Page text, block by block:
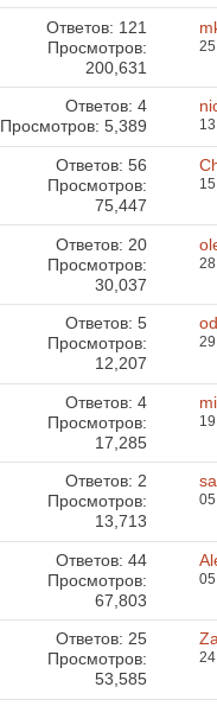
Ответов: 121
Просмотров:
200,631
Ответов: 4
Просмотров: 5,389
Ответов: 56
Просмотров:
75,447
Ответов: 20
Просмотров:
30,037
Ответов: 5
Просмотров:
12,207
Ответов: 4
Просмотров:
17,285
Ответов: 2
Просмотров:
13,713
Ответов: 44
Просмотров:
67,803
Ответов: 25
Просмотров:
53,585